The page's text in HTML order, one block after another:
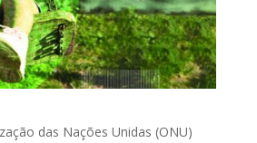
das Nações Unidas (ONU)